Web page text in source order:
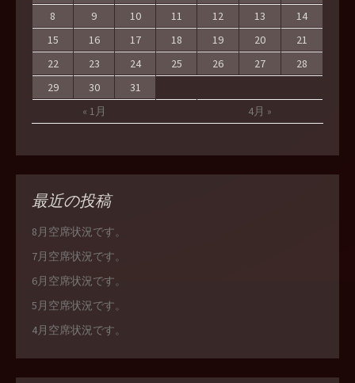
« 1月 4月 »
8
9 10 11 12 13
14
15
16 17 18 19 20
21
22
23 24 25 26 27
28
29
30 31
最近の投稿
8月空席状況です。
7月空席状況です。
6月空席状況です。
5月空席状況です。
4月空席状況です。